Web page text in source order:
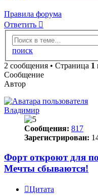
Правила форума
Ответить
поиск
2 сообщения • Страница 1
Сообщение
Автор
Владимир
Сообщения: 817
Зарегистрирован:
Форт откроют для
Мечты сбываются!
Цитата